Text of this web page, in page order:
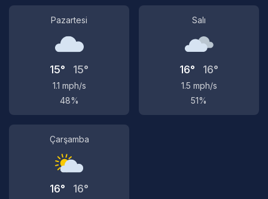
Pazartesi
15° 15°
1.1 mph/s
48%
Salı
16° 16°
1.5 mph/s
51%
Çarşamba
16° 16°